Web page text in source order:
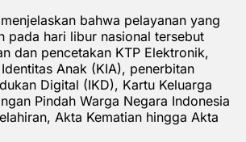
bahwa pelayanan yang
pada hari libur nasional tersebut
dan pencetakan KTP Elektronik,
Anak (KIA), penerbitan
Digital (IKD), Kartu Keluarga
Pindah Warga Negara Indonesia
Akta Kematian hingga Akta